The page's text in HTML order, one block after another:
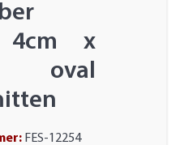
4cm x
oval
FES-12254